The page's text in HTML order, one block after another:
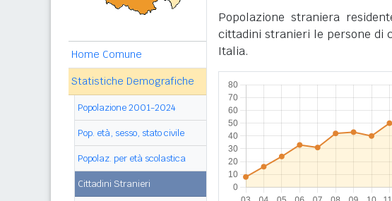
Home Comune
Statistiche Demografiche
Popolazione 2001-2024
Pop. età, sesso, stato civile
Popolaz. per età scolastica
Cittadini Stranieri
Popolazione straniera
cittadini stranieri le persone di
Italia.